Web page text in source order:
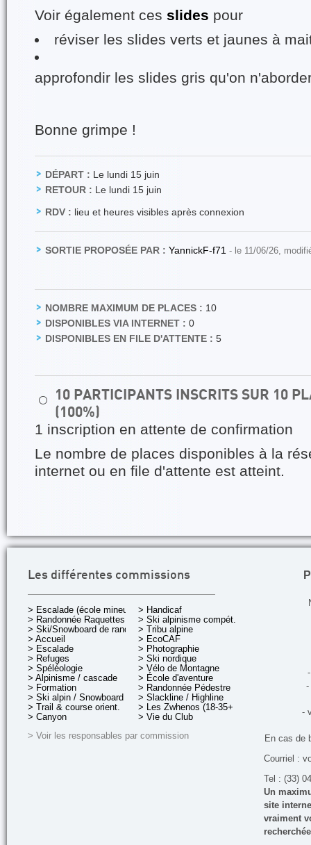
Voir également ces slides pour
réviser les slides verts et jaunes à
approfondir les slides gris qu'on
Bonne grimpe !
DÉPART : Le lundi 15 juin
RETOUR : Le lundi 15 juin
RDV : lieu et heures visibles après connexion
SORTIE PROPOSÉE PAR : YannickF-f71 - le 11/06/26,
NOMBRE MAXIMUM DE PLACES : 10
DISPONIBLES VIA INTERNET : 0
DISPONIBLES EN FILE D'ATTENTE : 5
⚪
10 PARTICIPANTS INSCRITS SUR 10
(100%)
1 inscription en attente de confirmation
Le nombre de places disponibles à la
internet ou en file d'attente est atteint.
Les différentes commissions
> Escalade (école mineurs)
> Randonnée Raquettes
> Ski/Snowboard de rando.
> Accueil
> Escalade
> Refuges
> Spéléologie
> Alpinisme / cascade
> Formation
> Ski alpin / Snowboard
> Trail & course orient.
> Canyon
> Handicaf
> Ski alpinisme compét.
> Tribu alpine
> EcoCAF
> Photographie
> Ski nordique
> Vélo de Montagne
> École d'aventure
> Randonnée Pédestre
> Slackline / Highline
> Les Zwhenos (18-35+ ans)
> Vie du Club
> Voir les responsables par commission
-
-
En cas de
Courriel :
Tel : (33)
Un
site
vraiment